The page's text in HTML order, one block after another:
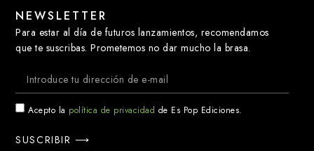
NEWSLETTER
Para estar al día de futuros lanzamientos, recomendamos
que te suscribas. Prometemos no dar mucho la brasa.
Acepto la política de privacidad de Es Pop Ediciones.
SUSCRIBIR ⟶